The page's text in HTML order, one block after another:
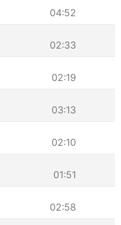
04:52
02:33
02:19
03:13
02:10
01:51
02:58